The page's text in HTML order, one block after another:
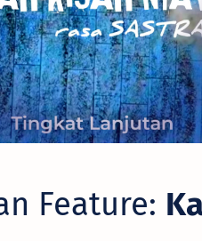
Feature: